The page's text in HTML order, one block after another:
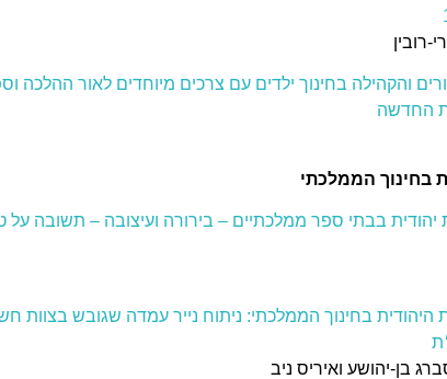
רובין
והקהילה בחינוך ילדים עם צרכים מיוחדים לאור ההלכה
החדשה
בחינוך הממלכתי
יהודית בבתי ספר ממלכתיים – בירורה ועיצובה – תשובה על
היהודית בחינוך הממלכתי: ניתוח נייר עמדה שגובש בצוות
בן-יהושע ואיריס ניב